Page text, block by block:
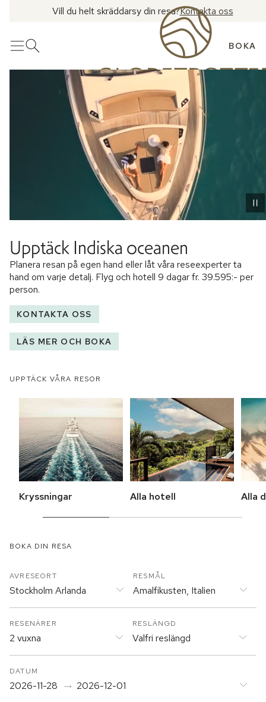
Vill du helt skräddarsy din resa?Kontakta oss
MenyÖppna sök BOKA
Upptäck Indiska oceanen
Planera resan på egen hand eller låt våra reseexperter ta
hand om varje detalj. Flyg och hotell 9 dagarfr. 39.595:- per
person.
KONTAKTA OSS
LÄS MER OCH BOKA
UPPTÄCK VÅRA RESOR
Kryssningar Alla hotell Alla
BOKA DIN RESA
AVRESEORT
Stockholm Arlanda
RESMÅL
Amalfikusten, Italien
RESLÄNGD
Valfri reslängd
DATUM
2026-11-28 2026-12-01
RESENÄRER
2 vuxna